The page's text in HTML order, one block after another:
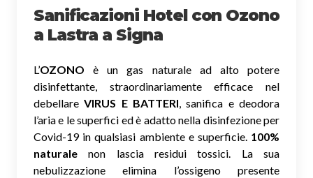
Sanificazioni Hotel con Ozono
a Lastra a Signa
L’OZONO è un gas naturale ad alto potere
disinfettante, straordinariamente efficace nel
debellareVIRUS E BATTERI, sanifica e deodora
l’aria e le superfici ed è adatto nella disinfezione per
Covid-19 in qualsiasi ambiente e superficie. 100%
naturale non lascia residui tossici. La sua
nebulizzazione elimina l’ossigeno presente